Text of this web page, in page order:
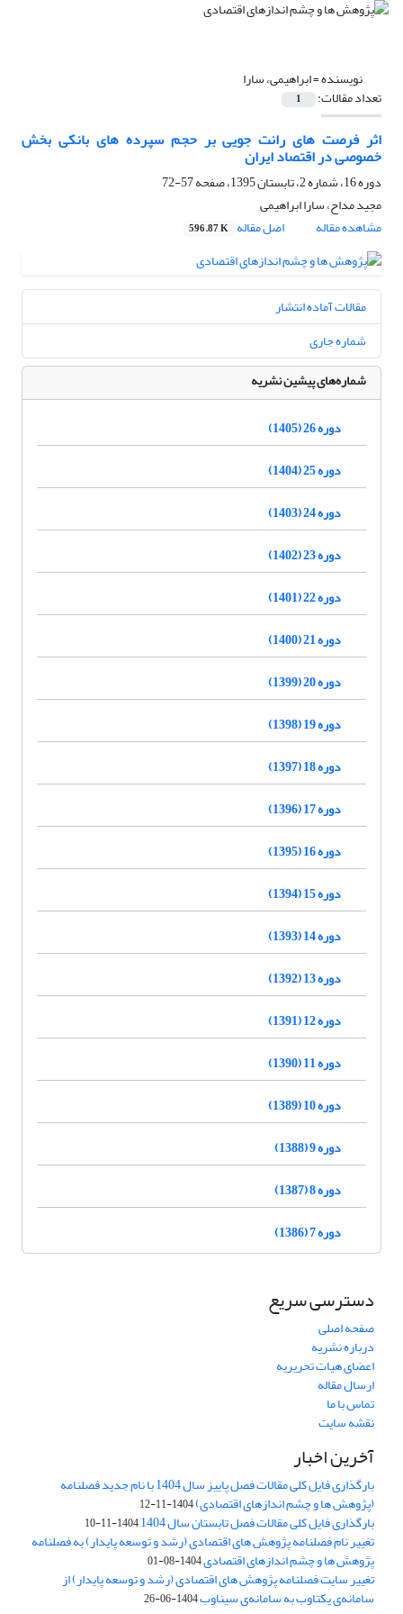
نویسنده =ابراهیمی، سارا
تعداد مقالات: 1
اثر فرصت های رانت جویی بر حجم سپرده های بانکی بخش
خصوصی در اقتصاد ایران
دوره 16، شماره 2، تابستان 1395، صفحه
57-72
مجید مداح، سارا ابراهیمی
مشاهده مقاله
اصل مقاله 596.87 K
مقالات آماده انتشار
شماره جاری
شماره‌های پیشین نشریه
دوره 26 (1405)
دوره 25 (1404)
دوره 24 (1403)
دوره 23 (1402)
دوره 22 (1401)
دوره 21 (1400)
دوره 20 (1399)
دوره 19 (1398)
دوره 18 (1397)
دوره 17 (1396)
دوره 16 (1395)
دوره 15 (1394)
دوره 14 (1393)
دوره 13 (1392)
دوره 12 (1391)
دوره 11 (1390)
دوره 10 (1389)
دوره 9 (1388)
دوره 8 (1387)
دوره 7 (1386)
دسترسی سریع
صفحه اصلی
درباره نشریه
اعضای هیات تحریریه
ارسال مقاله
تماس با ما
نقشه سایت
آخرین اخبار
بارگذاری فایل کلی مقالات فصل پاییز سال 1404 با نام جدید فصلنامه
(پژوهش ها و چشم اندازهای اقتصادی)1404-11-12
بارگذاری فایل کلی مقالات فصل تابستان سال 1404 1404-11-10
تغییر نام فصلنامه پژوهش های اقتصادی (رشد و توسعه پایدار) به فصلنامه
پژوهش ها و چشم اندازهای اقتصادی1404-08-01
تغییر سایت فصلنامه پژوهش های اقتصادی (رشد و توسعه پایدار) از
سامانه‌ی یکتاوب به سامانه‌ی سیناوب1404-06-26